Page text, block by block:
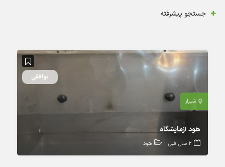
جستجو پیشرفته
شیراز
توافقی
هود آزمایشگاه
2 سال قبل هود